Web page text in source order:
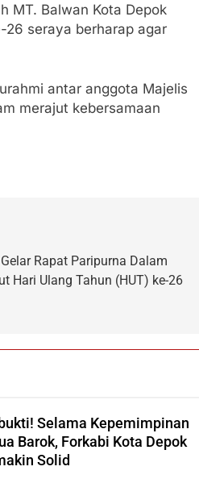
MT. Balwan Kota Depok
26 seraya berharap agar
antar anggota Majelis
merajut kebersamaan
Rapat Paripurna Dalam
Hari Ulang Tahun (HUT) ke-26
Selama Kepemimpinan
Barok, Forkabi Kota Depok
Solid